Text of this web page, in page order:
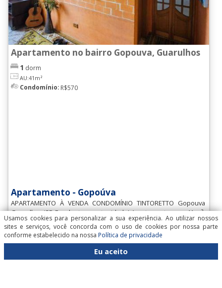
Apartamento no bairro Gopouva, Guarulhos
1 dorm
AU:41m²
Condomínio: R$570
Apartamento - Gopoúva
APARTAMENTO À VENDA CONDOMÍNIO TINTORETTO Gopouva
Guarulhos/SP Excelente oportunidade! Apartamento com 41 m²,
localizado em [leia mais...]
Venda: R$ 270.000 Ref. AP2650
Usamos cookies para personalizar a sua experiência. Ao utilizar nossos
sites e serviços, você concorda com o uso de cookies por nossa parte
conforme estabelecido na nossa Política de privacidade
Eu aceito